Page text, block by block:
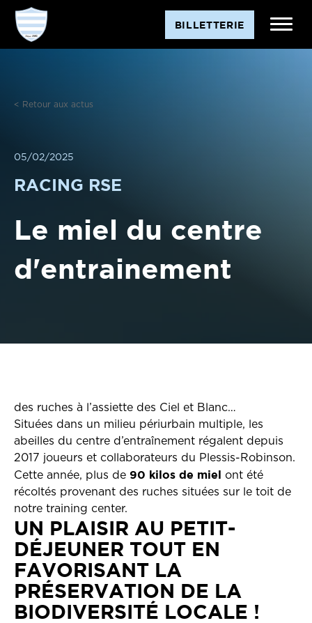
Aller
contenu
BILLETTERIE
< Retour aux actus
05/02/2025
RACING RSE
Le miel du centre
d'entrainement
des ruches à l’assiette des Ciel et Blanc…
Situées dans un milieu périurbain multiple, les
abeilles du centre d’entraînement régalent depuis
2017 joueurs et collaborateurs du Plessis-Robinson.
Cette année, plus de 90 kilos de miel ont été
récoltés provenant des ruches situées sur le toit de
notre training center.
UN PLAISIR AU PETIT-
DÉJEUNER TOUT EN
FAVORISANT LA
PRÉSERVATION DE LA
BIODIVERSITÉ LOCALE !